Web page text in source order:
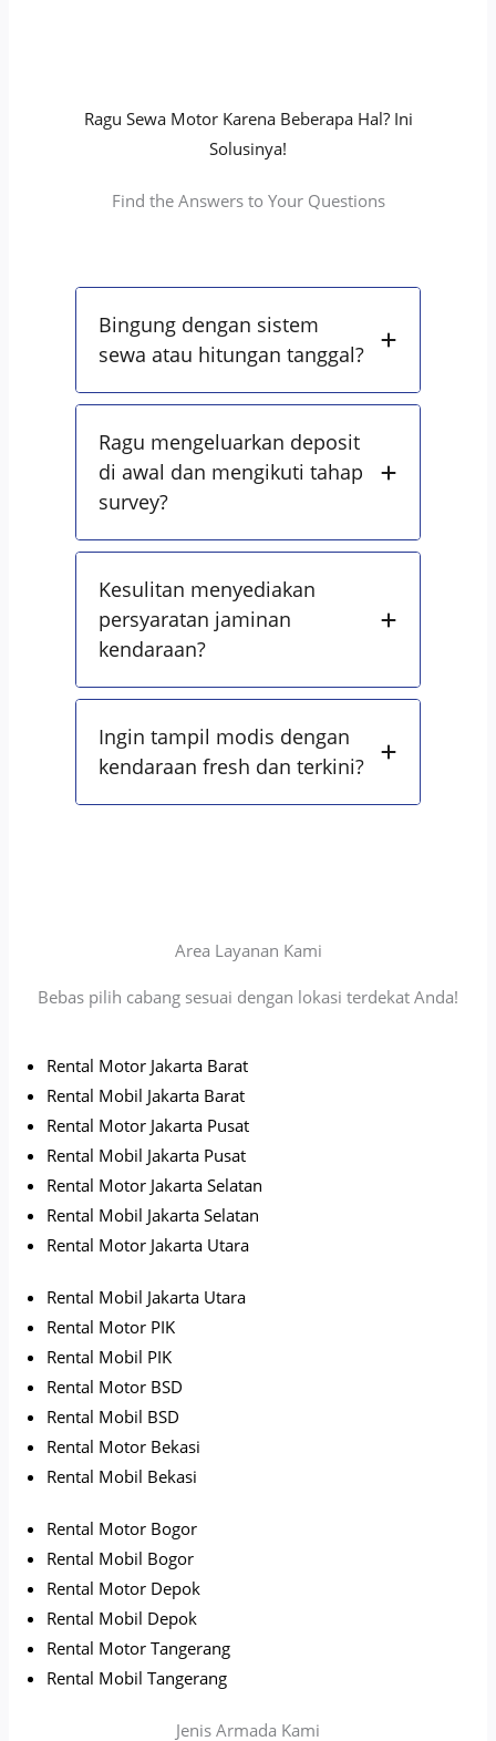
Ragu Sewa Motor Karena Beberapa Hal? Ini
Solusinya!
Find the Answers to Your Questions
Bingung dengan sistem
sewa atau hitungan tanggal?
Ragu mengeluarkan deposit
di awal dan mengikuti tahap
survey?
Kesulitan menyediakan
persyaratan jaminan
kendaraan?
Ingin tampil modis dengan
kendaraan fresh dan terkini?
Area Layanan Kami
Bebas pilih cabang sesuai dengan lokasi terdekat Anda!
Rental Motor Jakarta Barat
Rental Mobil Jakarta Barat
Rental Motor Jakarta Pusat
Rental Mobil Jakarta Pusat
Rental Motor Jakarta Selatan
Rental Mobil Jakarta Selatan
Rental Motor Jakarta Utara
Rental Mobil Jakarta Utara
Rental Motor PIK
Rental Mobil PIK
Rental Motor BSD
Rental Mobil BSD
Rental Motor Bekasi
Rental Mobil Bekasi
Rental Motor Bogor
Rental Mobil Bogor
Rental Motor Depok
Rental Mobil Depok
Rental Motor Tangerang
Rental Mobil Tangerang
Jenis Armada Kami